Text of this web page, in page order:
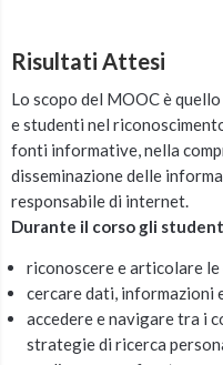
Risultati Attesi
Lo scopo del MOOC è
e studenti nel
fonti informative, nella
disseminazione delle
responsabile di internet.
Durante il corso gli
riconoscere e articolare
cercare dati, informazioni
accedere e navigare tra i
strategie di ricerca